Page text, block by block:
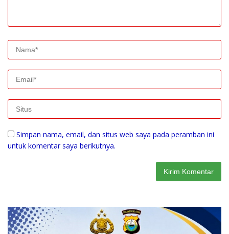
Simpan nama, email, dan situs web saya pada peramban ini
untuk komentar saya berikutnya.